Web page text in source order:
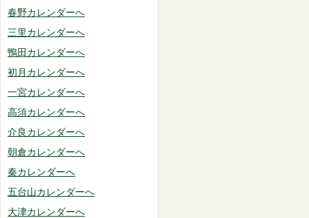
春野カレンダーへ
三里カレンダーへ
鴨田カレンダーへ
初月カレンダーへ
一宮カレンダーへ
高須カレンダーへ
介良カレンダーへ
朝倉カレンダーへ
秦カレンダーへ
五台山カレンダーへ
大津カレンダーへ